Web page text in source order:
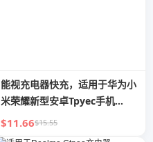
能视充电器快充，适用于华为小
米荣耀新型安卓Tpyec手机
Typec超P60p40快充TPC长
100W加粗Mate30充电线6a5a
$11.66$15.55